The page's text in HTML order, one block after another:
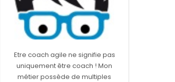
Etre coach agile ne signifie pas
uniquement être coach ! Mon
métier possède de multiples